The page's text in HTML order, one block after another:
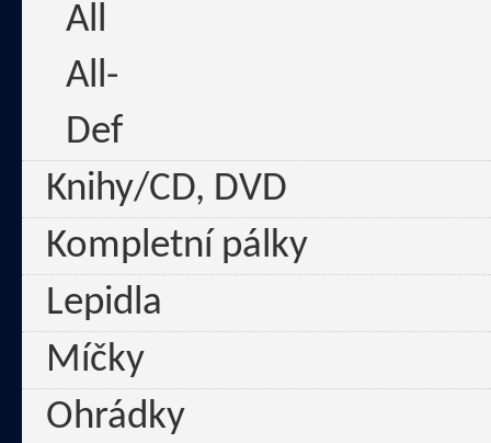
All
All-
Def
Knihy/CD, DVD
Kompletní pálky
Lepidla
Míčky
Ohrádky